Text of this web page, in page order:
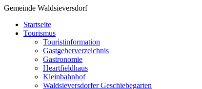
Gemeinde Waldsieversdorf
Startseite
Tourismus
Touristinformation
Gastgeberverzeichnis
Gastronomie
Heartfieldhaus
Kleinbahnhof
Waldsieversdorfer Geschiebegarten